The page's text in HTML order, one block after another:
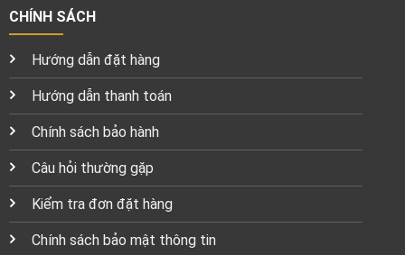
CHÍNH SÁCH
Hướng dẫn đặt hàng
Hướng dẫn thanh toán
Chính sách bảo hành
Câu hỏi thường gặp
Kiểm tra đơn đặt hàng
Chính sách bảo mật thông tin